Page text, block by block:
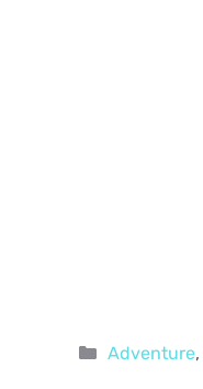
Categorie
Adventure,